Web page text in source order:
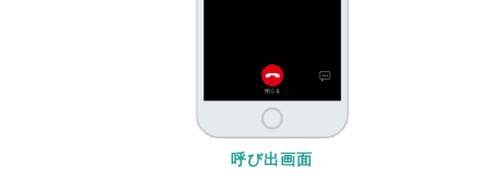
呼び出画面